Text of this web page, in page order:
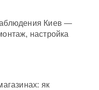
Киев —
настройка
як